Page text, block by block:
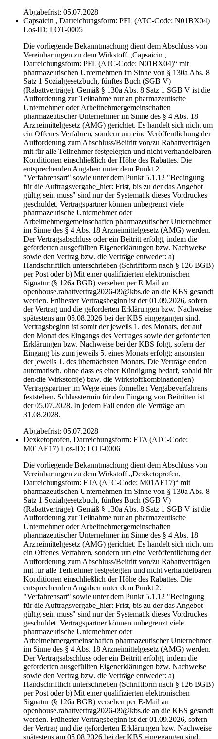
Abgabefrist: 05.07.2028
Capsaicin , Darreichungsform: PFL (ATC-Code: N01BX04)
Los-ID: LOT-0005
Die vorliegende Bekanntmachung dient dem Abschluss von
Vereinbarungen zu dem Wirkstoff „Capsaicin ,
Darreichungsform: PFL (ATC-Code: N01BX04)“ mit
pharmazeutischen Unternehmen im Sinne von § 130a Abs. 8
Satz 1 Sozialgesetzbuch, fünftes Buch (SGB V)
(Rabattverträge). Gemäß § 130a Abs. 8 Satz 1 SGB V ist die
Aufforderung zur Teilnahme nur an pharmazeutische
Unternehmer oder Arbeitnehmergemeinschaften
pharmazeutischer Unternehmer im Sinne des § 4 Abs. 18
Arzneimittelgesetz (AMG) gerichtet. Es handelt sich nicht um
ein Offenes Verfahren, sondern um eine Veröffentlichung der
Aufforderung zum Abschluss/Beitritt von/zu Rabattverträgen
mit für alle Teilnehmer festgelegten und nicht verhandelbaren
Konditionen einschließlich der Höhe des Rabattes. Die
entsprechenden Angaben unter dem Punkt 2.1
"Verfahrensart" sowie unter dem Punkt 5.1.12 "Bedingung
für die Auftragsvergabe_hier: Frist, bis zu der das Angebot
gültig sein muss" sind nur der Systematik dieses Vordruckes
geschuldet. Vertragspartner können unbegrenzt viele
pharmazeutische Unternehmer oder
Arbeitnehmergemeinschaften pharmazeutischer Unternehmer
im Sinne des § 4 Abs. 18 Arzneimittelgesetz (AMG) werden.
Der Vertragsabschluss oder ein Beitritt erfolgt, indem die
geforderten ausgefüllten Eigenerklärungen bzw. Nachweise
sowie den Vertrag bzw. die Verträge entweder: a)
Handschriftlich unterschrieben (Schriftform nach § 126 BGB)
per Post oder b) Mit einer qualifizierten elektronischen
Signatur (§ 126a BGB) versehen per E-Mail an
openhouse.rabattvertrag2026-09@kbs.de an die KBS gesandt
werden. Frühester Vertragsbeginn ist der 01.09.2026, sofern
der Vertrag und die geforderten Erklärungen bzw. Nachweise
spätestens am 05.08.2026 bei der KBS eingegangen sind.
Vertragsbeginn ist somit der jeweils 1. des Monats, der auf
den Monat des Eingangs des Vertrages sowie der geforderten
Erklärungen bzw. Nachweise bei der KBS folgt, sofern der
Eingang bis zum jeweils 5. eines Monats erfolgt; ansonsten
der jeweils 1. des übernächsten Monats. Die Verträge enden
automatisch, ohne dass es einer Kündigung bedarf, sobald für
den/die Wirkstoff(e) bzw. die Wirkstoffkombination(en)
Vertragspartner im Wege eines formellen Vergabeverfahrens
feststehen. Schlusstermin für den Eingang von Beitritten ist
der 05.07.2028. In jedem Fall enden die Verträge am
31.08.2028.
Abgabefrist: 05.07.2028
Dexketoprofen, Darreichungsform: FTA (ATC-Code:
M01AE17) Los-ID: LOT-0006
Die vorliegende Bekanntmachung dient dem Abschluss von
Vereinbarungen zu dem Wirkstoff „Dexketoprofen,
Darreichungsform: FTA (ATC-Code: M01AE17)“ mit
pharmazeutischen Unternehmen im Sinne von § 130a Abs. 8
Satz 1 Sozialgesetzbuch, fünftes Buch (SGB V)
(Rabattverträge). Gemäß § 130a Abs. 8 Satz 1 SGB V ist die
Aufforderung zur Teilnahme nur an pharmazeutische
Unternehmer oder Arbeitnehmergemeinschaften
pharmazeutischer Unternehmer im Sinne des § 4 Abs. 18
Arzneimittelgesetz (AMG) gerichtet. Es handelt sich nicht um
ein Offenes Verfahren, sondern um eine Veröffentlichung der
Aufforderung zum Abschluss/Beitritt von/zu Rabattverträgen
mit für alle Teilnehmer festgelegten und nicht verhandelbaren
Konditionen einschließlich der Höhe des Rabattes. Die
entsprechenden Angaben unter dem Punkt 2.1
"Verfahrensart" sowie unter dem Punkt 5.1.12 "Bedingung
für die Auftragsvergabe_hier: Frist, bis zu der das Angebot
gültig sein muss" sind nur der Systematik dieses Vordruckes
geschuldet. Vertragspartner können unbegrenzt viele
pharmazeutische Unternehmer oder
Arbeitnehmergemeinschaften pharmazeutischer Unternehmer
im Sinne des § 4 Abs. 18 Arzneimittelgesetz (AMG) werden.
Der Vertragsabschluss oder ein Beitritt erfolgt, indem die
geforderten ausgefüllten Eigenerklärungen bzw. Nachweise
sowie den Vertrag bzw. die Verträge entweder: a)
Handschriftlich unterschrieben (Schriftform nach § 126 BGB)
per Post oder b) Mit einer qualifizierten elektronischen
Signatur (§ 126a BGB) versehen per E-Mail an
openhouse.rabattvertrag2026-09@kbs.de an die KBS gesandt
werden. Frühester Vertragsbeginn ist der 01.09.2026, sofern
der Vertrag und die geforderten Erklärungen bzw. Nachweise
spätestens am 05.08.2026 bei der KBS eingegangen sind.